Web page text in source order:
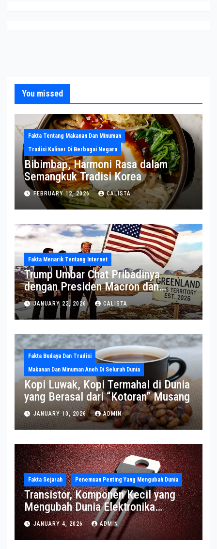
You missed
Fakta Tentang Makanan Dan Minuman
Tradisi Kuliner Di Berbagai Negara
Bibimbap, Harmoni Rasa dalam
Semangkuk Tradisi Korea
FEBRUARY 12, 2026 CALISTA
Fakta Menarik Tentang Internet
Trump Umbar Chat Pribadinya
dengan Presiden Macron dan
Sekjen NATO ke Medsos, Bahas Isu
Greenland
JANUARY 22, 2026 CALISTA
Fakta Budaya Dan Tradisi
Makanan Dan Minuman Aneh Di Seluruh Dunia
Kopi Luwak, Kopi Termahal di Dunia
yang Berasal dari “Kotoran” Musang
JANUARY 10, 2026 ADMIN
Fakta Sejarah Penemuan Penting Yang Mengubah Dunia
Transistor, Komponen Kecil yang
Mengubah Dunia Elektronika
Modern
JANUARY 4, 2026 ADMIN